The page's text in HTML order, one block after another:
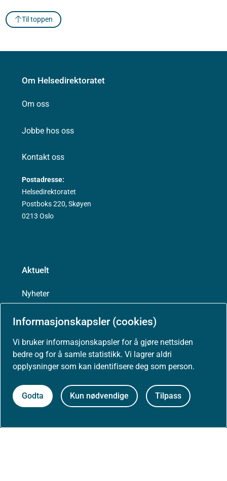
Informasjonskapsler (cookies)
Vi bruker informasjonskapsler for å gjøre nettsiden
bedre og for å samle statistikk. Vi lagrer aldri
opplysninger som kan identifisere deg som person.
Godta Kun nødvendige Tilpass
Til toppen
Om Helsedirektoratet
Om oss
Jobbe hos oss
Kontakt oss
Postadresse:
Helsedirektoratet
Postboks 220, Skøyen
0213 Oslo
Aktuelt
Nyheter
Arrangementer
Høringer
Presse
Om nettstedet